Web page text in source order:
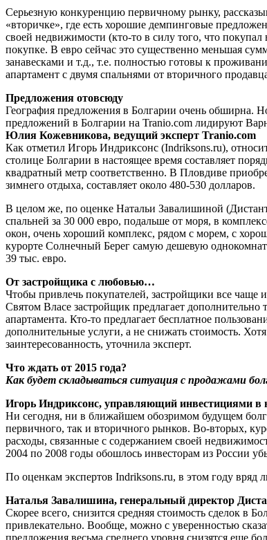
Серьезную конкуренцию первичному рынку,
«вторичке», где есть хорошие демпинговые
своей недвижимости (кто-то в силу того, что
покупке. В евро сейчас это существенно меньшая
занавесками и т.д., т.е. полностью готовы к
апартамент с двумя спальнями от вторичного
Предложения отовсюду
География предложения в Болгарии очень обширна.
предложений в Болгарии на Tranio.com лидируют
Юлия Кожевникова, ведущий эксперт Tranio.com
Как отметил Игорь Индриксонс (Indriksons.ru),
столице Болгарии в настоящее время составляет
квадратный метр соответственно. В Пловдиве
зимнего отдыха, составляет около 480-530 долларов.
В целом же, по оценке Натальи Завалишиной
спальней за 30 000 евро, подальше от моря, в
окон, очень хороший комплекс, рядом с морем, с
курорте Солнечный Берег самую дешевую
39 тыс. евро.
От застройщика с любовью…
Чтобы привлечь покупателей, застройщики все
Святом Власе застройщик предлагает дополнительно
апартамента. Кто-то предлагает бесплатное
дополнительные услуги, а не снижать стоимость.
заинтересованность, уточнила эксперт.
Что ждать от 2015 года?
Как будет складываться ситуация с продажами
Игорь Индриксонс, управляющий инвестициями в
Ни сегодня, ни в ближайшем обозримом будущем
первичного, так и вторичного рынков. Во-вторых,
расходы, связанные с содержанием своей
2004 по 2008 годы обошлось инвесторам из России
По оценкам экспертов Indriksons.ru, в этом году
Наталья Завалишина, генеральный директор
Скорее всего, снизится средняя стоимость сделок в
привлекательно. Вообще, можно с уверенностью
предложения весьма среднего уровня снизятся еще